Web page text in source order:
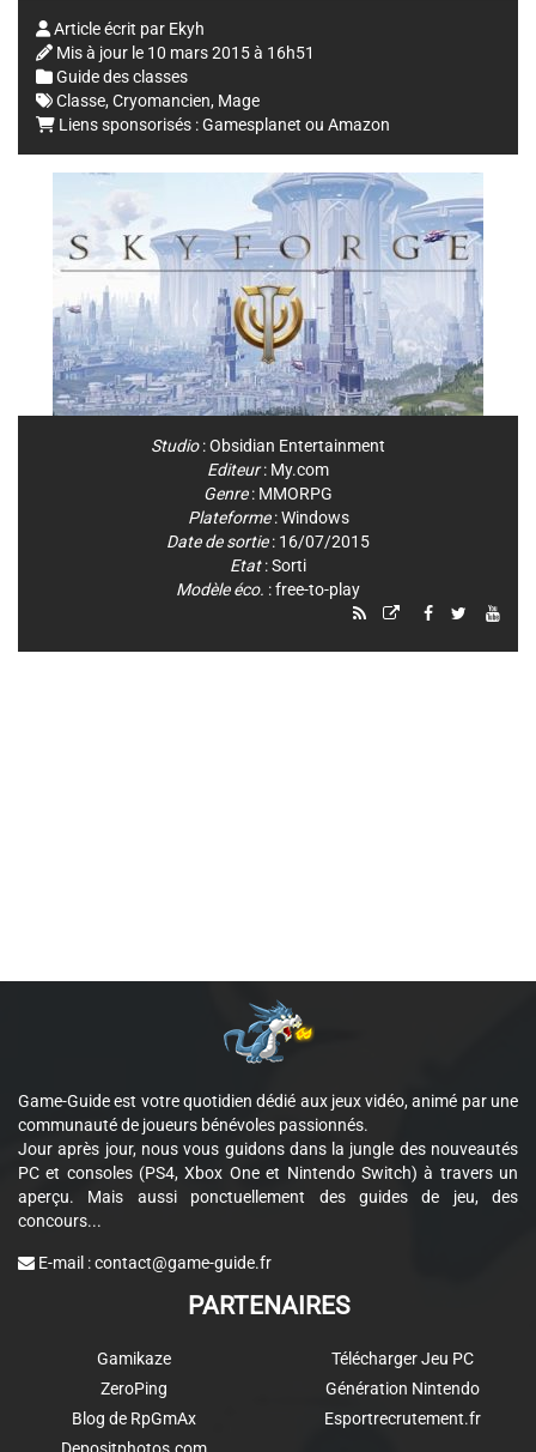
Article écrit par Ekyh
Mis à jour le 10 mars 2015 à 16h51
Guide des classes
Classe, Cryomancien, Mage
Liens sponsorisés :Gamesplanet ou Amazon
Studio:Obsidian Entertainment
Editeur: My.com
Genre: MMORPG
Plateforme:Windows
Date de sortie: 16/07/2015
Etat: Sorti
Modèle éco. : free-to-play
Game-Guide est votre quotidien dédié aux jeux vidéo, animé par une
communauté de joueurs bénévoles passionnés.
Jour après jour, nous vous guidons dans la jungle des nouveautés
PC et consoles (PS4, Xbox One et Nintendo Switch) à travers un
aperçu. Mais aussi ponctuellement des guides de jeu, des
concours...
E-mail :contact@game-guide.fr
PARTENAIRES
Gamikaze
ZeroPing
Blog de RpGmAx
Depositphotos.com
Télécharger Jeu PC
Génération Nintendo
Esportrecrutement.fr